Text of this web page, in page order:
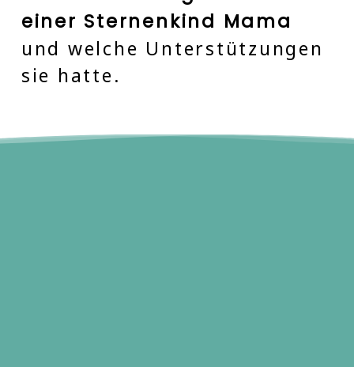
einer Sternenkind Mama
und welche Unterstützungen
sie hatte.